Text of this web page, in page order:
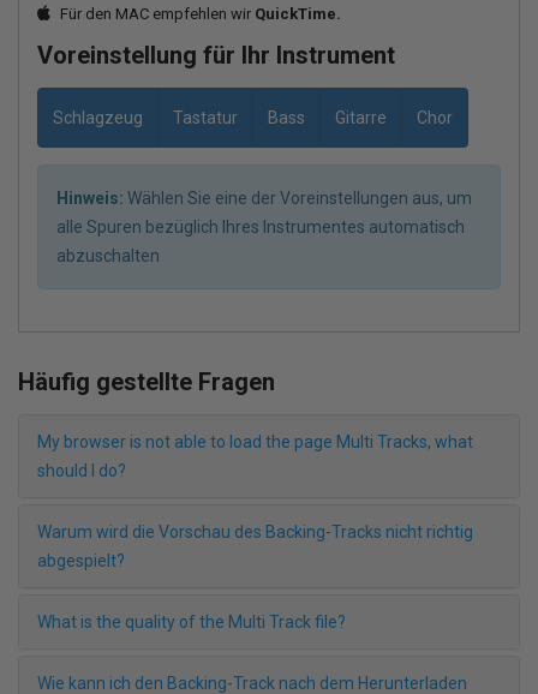
Für den MAC empfehlen wir QuickTime.
Voreinstellung für Ihr Instrument
Schlagzeug Tastatur Bass Gitarre Chor
Hinweis: Wählen Sie eine der Voreinstellungen aus, um
alle Spuren bezüglich Ihres Instrumentes automatisch
abzuschalten
Häufig gestellte Fragen
My browser is not able to load the page Multi Tracks, what
should I do?
Warum wird die Vorschau des Backing-Tracks nicht richtig
abgespielt?
What is the quality of the Multi Track file?
Wie kann ich den Backing-Track nach dem Herunterladen